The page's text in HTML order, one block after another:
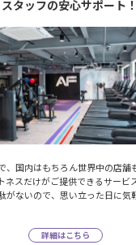
スタッフの安心サポート！
、国内はもちろん世界中の店舗
ネスだけがご提供できるサービ
がないので、思い立った日に気
詳細はこちら